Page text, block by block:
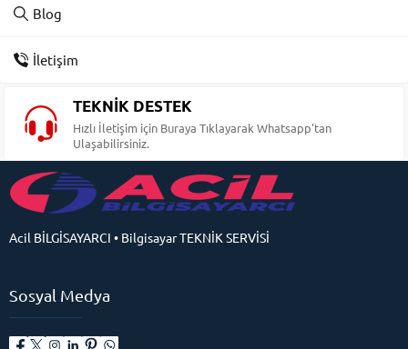
Blog
İletişim
TEKNİK DESTEK
Hızlı İletişim için Buraya Tıklayarak Whatsapp'tan
Ulaşabilirsiniz.
Acil BİLGİSAYARCI • Bilgisayar TEKNİK SERVİSİ
Sosyal Medya